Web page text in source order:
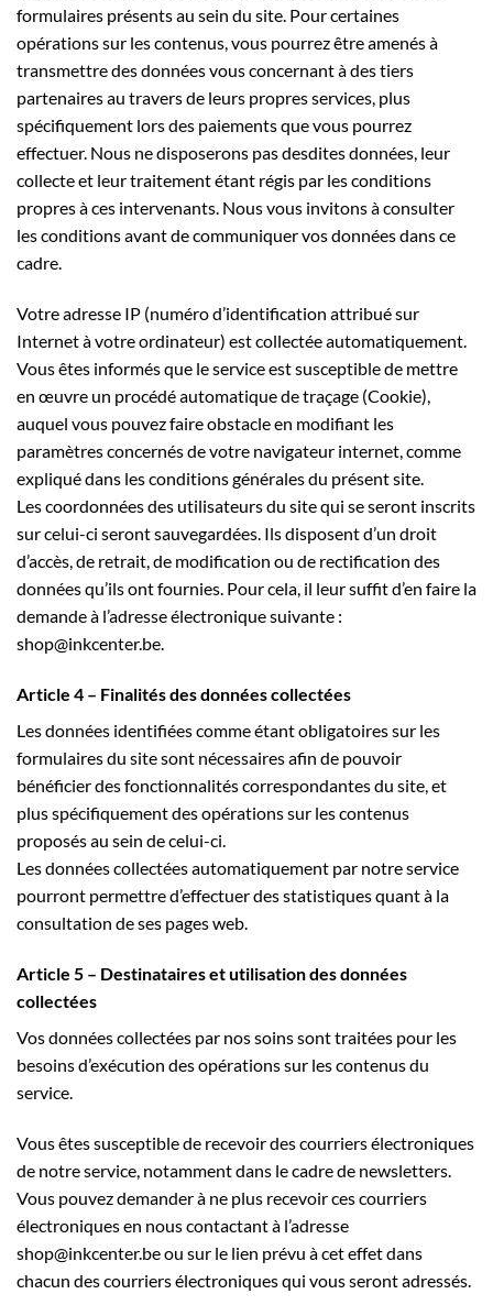
formulaires présents au sein du site. Pour certaines
opérations sur les contenus, vous pourrez être amenés à
transmettre des données vous concernant à des tiers
partenaires au travers de leurs propres services, plus
spécifiquement lors des paiements que vous pourrez
effectuer. Nous ne disposerons pas desdites données, leur
collecte et leur traitement étant régis par les conditions
propres à ces intervenants. Nous vous invitons à consulter
les conditions avant de communiquer vos données dans ce
cadre.
Votre adresse IP (numéro d’identification attribué sur
Internet à votre ordinateur) est collectée automatiquement.
Vous êtes informés que le service est susceptible de mettre
en œuvre un procédé automatique de traçage (Cookie),
auquel vous pouvez faire obstacle en modifiant les
paramètres concernés de votre navigateur internet, comme
expliqué dans les conditions générales du présent site.
Les coordonnées des utilisateurs du site qui se seront inscrits
sur celui-ci seront sauvegardées. Ils disposent d’un droit
d’accès, de retrait, de modification ou de rectification des
données qu’ils ont fournies. Pour cela, il leur suffit d’en faire la
demande à l’adresse électronique suivante :
shop@inkcenter.be.
Article 4 – Finalités des données collectées
Les données identifiées comme étant obligatoires sur les
formulaires du site sont nécessaires afin de pouvoir
bénéficier des fonctionnalités correspondantes du site, et
plus spécifiquement des opérations sur les contenus
proposés au sein de celui-ci.
Les données collectées automatiquement par notre service
pourront permettre d’effectuer des statistiques quant à la
consultation de ses pages web.
Article 5 – Destinataires et utilisation des données
collectées
Vos données collectées par nos soins sont traitées pour les
besoins d’exécution des opérations sur les contenus du
service.
Vous êtes susceptible de recevoir des courriers électroniques
de notre service, notamment dans le cadre de newsletters.
Vous pouvez demander à ne plus recevoir ces courriers
électroniques en nous contactant à l’adresse
shop@inkcenter.be ou sur le lien prévu à cet effet dans
chacun des courriers électroniques qui vous seront adressés.